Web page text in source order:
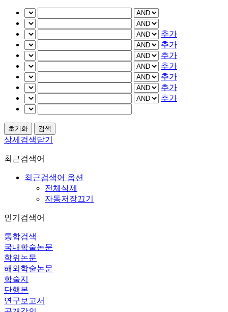
추가
추가
추가
추가
추가
추가
추가
상세검색닫기
최근검색어
최근검색어 옵션
전체삭제
자동저장끄기
인기검색어
통합검색
국내학술논문
학위논문
해외학술논문
학술지
단행본
연구보고서